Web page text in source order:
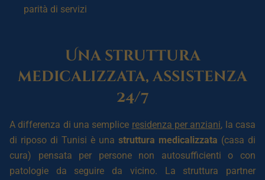
parità di servizi
Una struttura
medicalizzata, assistenza
24/7
A differenza di una semplice residenza per anziani, la casa
di riposo di Tunisi è una struttura medicalizzata (casa di
cura) pensata per persone non autosufficienti o con
patologie da seguire da vicino. La struttura partner